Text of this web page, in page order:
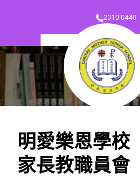
2310 0440
明愛樂恩學校
家長教職員會